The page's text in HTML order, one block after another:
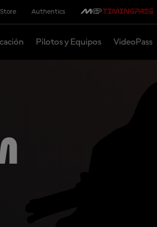
Store Authentics
Pilotos y Equipos VideoPass